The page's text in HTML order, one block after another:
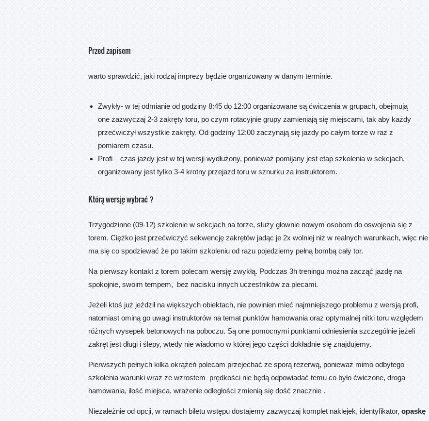
Przed zapisem
warto sprawdzić, jaki rodzaj imprezy będzie organizowany w danym terminie.
Zwykły- w tej odmianie od godziny 8:45 do 12:00 organizowane są ćwiczenia w grupach, obejmują
one zazwyczaj 2-3 zakręty toru, po czym rotacyjnie grupy zamieniają się miejscami, tak aby każdy
przećwiczył wszystkie zakręty. Od godziny 12:00 zaczynają się jazdy po całym torze w raz z
pomiarem czasu.
Profi – czas jazdy jest w tej wersji wydłużony, ponieważ pomijany jest etap szkolenia w sekcjach,
organizowany jest tylko 3-4 krotny przejazd toru w sznurku za instruktorem.
Którą wersję wybrać ?
Trzygodzinne (09-12) szkolenie w sekcjach na torze, służy głownie nowym osobom do oswojenia się z
torem. Ciężko jest przećwiczyć sekwencję zakrętów jadąc je 2x wolniej niż w realnych warunkach, więc nie
ma się co spodziewać że po takim szkoleniu od razu pojedziemy pełną bombą cały tor.
Na pierwszy kontakt z torem polecam wersję zwykłą. Podczas 3h treningu można zacząć jazdę na
spokojnie, swoim tempem, bez nacisku innych uczestników za plecami.
Jeżeli ktoś już jeździł na większych obiektach, nie powinien mieć najmniejszego problemu z wersją profi,
natomiast ominą go uwagi instruktorów na temat punktów hamowania oraz optymalnej nitki toru względem
różnych wysepek betonowych na poboczu. Są one pomocnymi punktami odniesienia szczególnie jeżeli
zakręt jest długi i ślepy, wtedy nie wiadomo w której jego części dokładnie się znajdujemy.
Pierwszych pełnych kilka okrążeń polecam przejechać ze sporą rezerwą, ponieważ mimo odbytego
szkolenia warunki wraz ze wzrostem prędkości nie będą odpowiadać temu co było ćwiczone, droga
hamowania, ilość miejsca, wrażenie odległości zmienią się dość znacznie .
Niezależnie od opcji, w ramach biletu wstępu dostajemy zazwyczaj komplet naklejek, identyfikator, opaskę